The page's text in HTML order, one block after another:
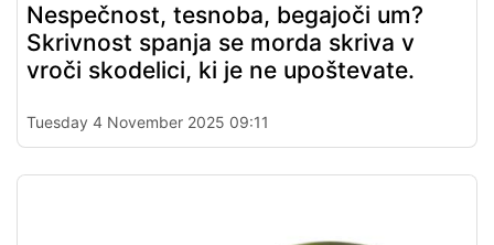
Nespečnost, tesnoba, begajoči um?
Skrivnost spanja se morda skriva v
vroči skodelici, ki je ne upoštevate.
Tuesday 4 November 2025 09:11